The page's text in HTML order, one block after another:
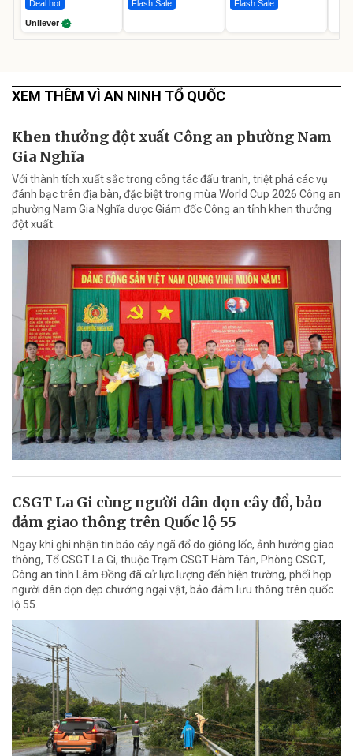
Deal hot
Unilever
Flash Sale Flash Sale
XEM THÊM VÌ AN NINH TỔ QUỐC
Khen thưởng đột xuất Công an phường Nam
Gia Nghĩa
Với thành tích xuất sắc trong công tác đấu tranh, triệt phá các vụ
đánh bạc trên địa bàn, đặc biệt trong mùa World Cup 2026 Công an
phường Nam Gia Nghĩa dược Giám đốc Công an tỉnh khen thưởng
đột xuất.
CSGT La Gi cùng người dân dọn cây đổ, bảo
đảm giao thông trên Quốc lộ 55
Ngay khi ghi nhận tin báo cây ngã đổ do giông lốc, ảnh hưởng giao
thông, Tổ CSGT La Gi, thuộc Trạm CSGT Hàm Tân, Phòng CSGT,
Công an tỉnh Lâm Đồng đã cử lực lượng đến hiện trường, phối hợp
người dân dọn dẹp chướng ngại vật, bảo đảm lưu thông trên quốc
lộ 55.